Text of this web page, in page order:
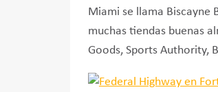
Miami se llama Biscayne
muchas tiendas buenas
Goods, Sports Authority,